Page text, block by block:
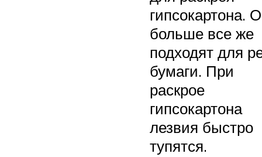
гипсокартона.
больше все же
подходят для
бумаги. При
раскрое
гипсокартона
лезвия быстро
тупятся.